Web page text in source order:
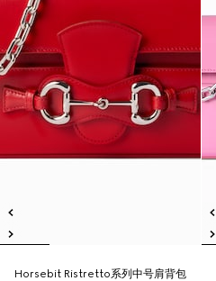
Horsebit Ristretto系列中号肩背包